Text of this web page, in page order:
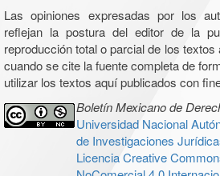
Las opiniones expresadas por los
reflejan la postura del editor de la
reproducción total o parcial de los
cuando se cite la fuente completa de
utilizar los textos aquí publicados con
Boletín Mexicano de
Universidad Nacional
de Investigaciones
Licencia Creative